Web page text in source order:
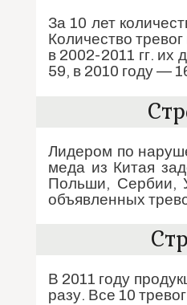
За 10 лет
Количество
в 2002-2011 гг. их
59, в 2010 году —
Лидером по
меда из Китая
Польши, Сербии,
объявленных
В 2011 году
разу. Все 10